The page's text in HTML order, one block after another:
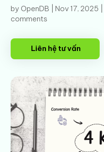
by OpenDB |Nov 17, 2025
comments
Liên hệ tư vấn